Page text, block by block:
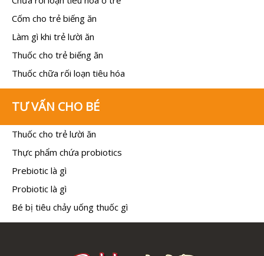
Cốm cho trẻ biếng ăn
Làm gì khi trẻ lười ăn
Thuốc cho trẻ biếng ăn
Thuốc chữa rối loạn tiêu hóa
TƯ VẤN CHO BÉ
Thuốc cho trẻ lười ăn
Thực phẩm chứa probiotics
Prebiotic là gì
Probiotic là gì
Bé bị tiêu chảy uống thuốc gì